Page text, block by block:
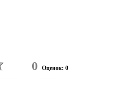
0 Оценок: 0